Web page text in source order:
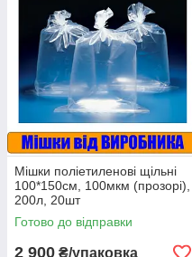
Мішки поліетиленові щільні
100*150см, 100мкм (прозорі),
200л, 20шт
Готово до відправки
2 900 ₴/упаковка